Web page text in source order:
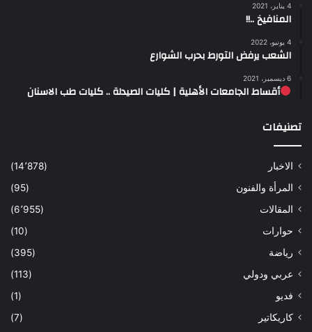
4 يناير، 2021
المنافيخ ..!!
4 يونيو، 2022
الشعب يرفض التورط بحرب الشوارع
6 ديسمبر، 2021
أقساط الجامعات الأهلية | كليات الصيدلة .. كليات طب الاسنان
تصنيفات
الاخبار
(14٬878)
المرأة والفنون
(95)
المقالات
(6٬955)
حوارات
(10)
رياضة
(395)
عربي ودولي
(113)
فديو
(1)
كاريكاتير
(7)